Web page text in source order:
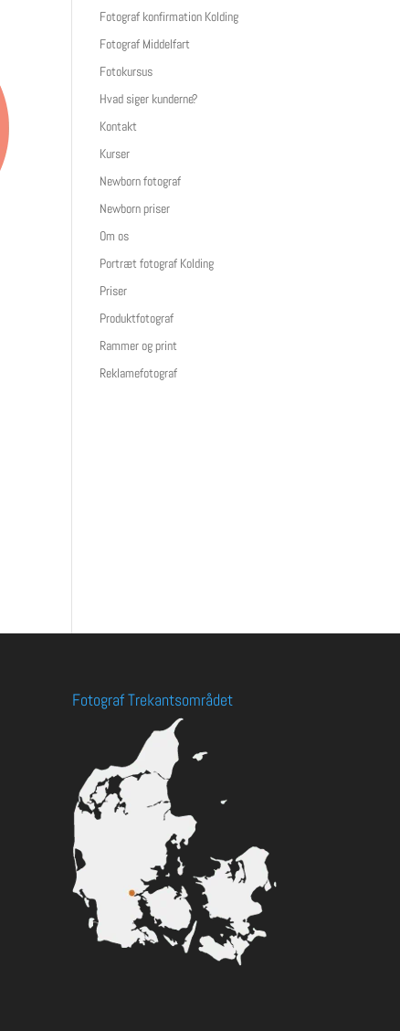
Fotograf konfirmation Kolding
Fotograf Middelfart
Fotokursus
Hvad siger kunderne?
Kontakt
Kurser
Newborn fotograf
Newborn priser
Om os
Portræt fotograf Kolding
Priser
Produktfotograf
Rammer og print
Reklamefotograf
Fotograf Trekantsområdet